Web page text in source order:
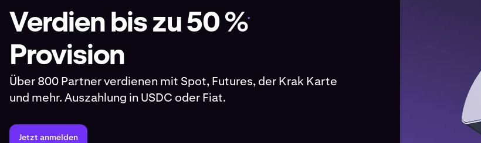
Verdien bis zu 50 %*
Provision
Über 800 Partner verdienen mit Spot, Futures, der Krak Karte
und mehr. Auszahlung in USDC oder Fiat.
Jetzt anmelden